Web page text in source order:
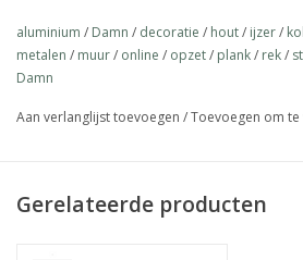
MAGAZIJNOPRUIMING
Media
aluminium / Damn / decoratie / hout/ ijzer/
metalen / muur/ online / opzet/ plank/ rek/
Damn
Aan verlanglijst toevoegen /Toevoegen om te
Gerelateerde producten